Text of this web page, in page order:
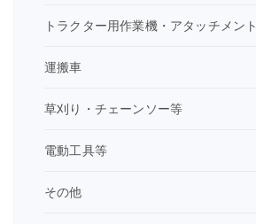
トラクター用作業機・アタッチメント
運搬車
草刈り・チェーンソー等
電動工具等
その他